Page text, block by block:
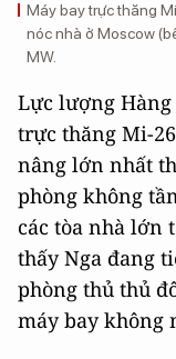
Máy bay trực thăng
nóc nhà ở Moscow
MW.
Lực lượng
trực thăng Mi-
nâng lớn nhất
phòng không
các tòa nhà lớn
thấy Nga đang
phòng thủ thủ
máy bay không